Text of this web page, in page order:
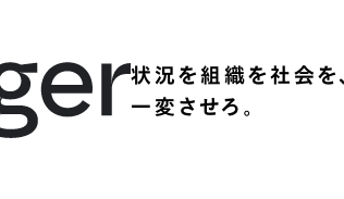
状況を組織を社会を、
一変させろ。